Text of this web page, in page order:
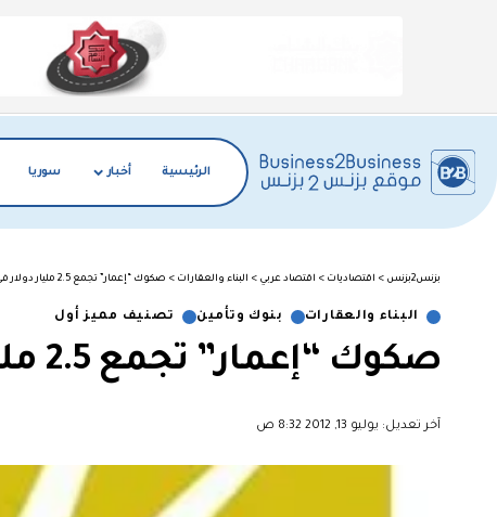
الرئيسية أخبار سوريا
بزنس2بزنس > اقتصاديات > اقتصاد عربي > البناء والعقارات > صكوك “إعمار” تجمع 2.5 مليار دولار في اليوم الأول
البناء والعقارات بنوك وتأمين تصنيف مميز أول
صكوك “إعمار” تجمع 2.5 مليار دولار في اليوم الأول
آخر تعديل: يوليو 13, 2012 8:32 ص